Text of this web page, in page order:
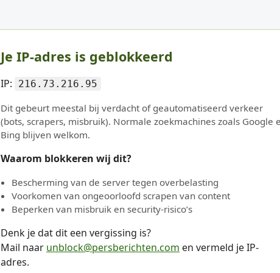
Je IP-adres is geblokkeerd
IP: 216.73.216.95
Dit gebeurt meestal bij verdacht of geautomatiseerd verkeer
(bots, scrapers, misbruik). Normale zoekmachines zoals Google
Bing blijven welkom.
Waarom blokkeren wij dit?
Bescherming van de server tegen overbelasting
Voorkomen van ongeoorloofd scrapen van content
Beperken van misbruik en security-risico’s
Denk je dat dit een vergissing is?
Mail naar unblock@persberichten.com en vermeld je IP-
adres.